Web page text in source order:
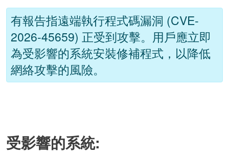
有報告指遠端執行程式碼漏洞 (CVE-
2026-45659) 正受到攻擊。用戶應立即
為受影響的系統安裝修補程式，以降低
網絡攻擊的風險。
受影響的系統: